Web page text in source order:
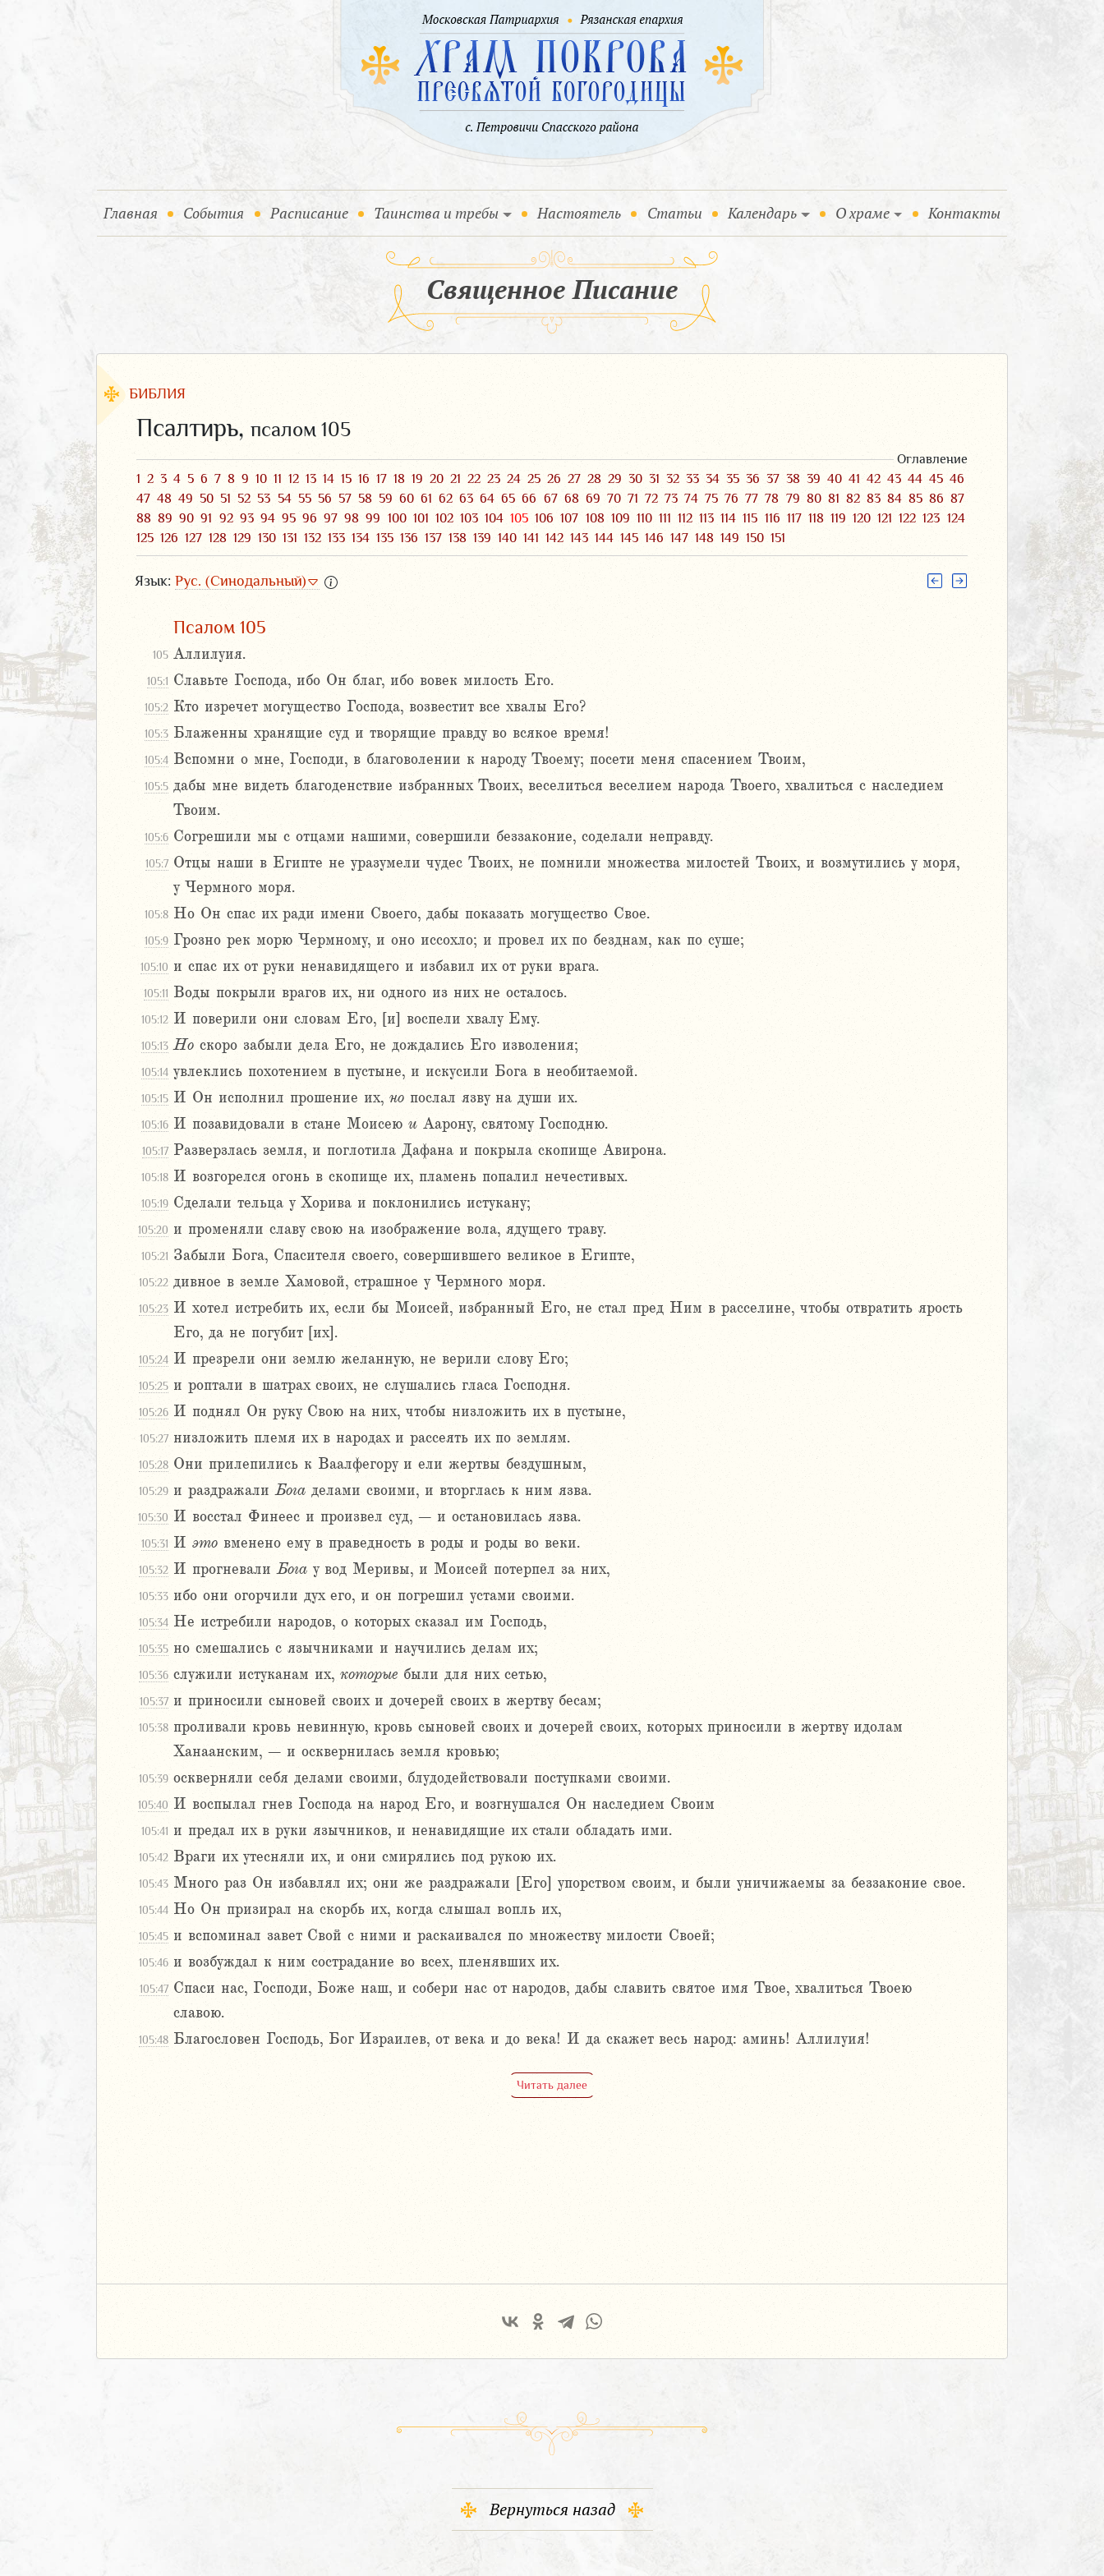
Главная (current)
События (current)
Расписание Таинства и требы Настоятель Статьи Календарь О храме Контакты
Священное Писание
БИБЛИЯ
Иеремии
Псалтирь, псалом 105
Оглавление
1 2 3 4 5 6 7 8 9 10 11 12 13 14 15 16 17 18 19 20 21 22 23 24 25 26 27 28 29 30 31 32 33 34 35 36 37 38 39 40 41 42 43 44 45 46
47 48 49 50 51 52 53 54 55 56 57 58 59 60 61 62 63 64 65 66 67 68 69 70 71 72 73 74 75 76 77 78 79 80 81 82 83 84 85 86 87
88 89 90 91 92 93 94 95 96 97 98 99 100 101 102 103 104 105 106 107 108 109 110 111 112 113 114 115 116 117 118 119 120 121 122 123 124
125 126 127 128 129 130 131 132 133 134 135 136 137 138 139 140 141 142 143 144 145 146 147 148 149 150 151
Язык: Рус. (Синодальный)
Псалом 105
105 Аллилуия.
105:1 Славьте Господа, ибо Он благ, ибо вовек милость Его.
105:2 Кто изречет могущество Господа, возвестит все хвалы Его?
105:3 Блаженны хранящие суд и творящие правду во всякое время!
105:4 Вспомни о мне, Господи, в благоволении к народу Твоему; посети меня спасением Твоим,
105:5 дабы мне видеть благоденствие избранных Твоих, веселиться веселием народа Твоего, хвалиться с наследием
Твоим.
105:6 Согрешили мы с отцами нашими, совершили беззаконие, соделали неправду.
105:7 Отцы наши в Египте не уразумели чудес Твоих, не помнили множества милостей Твоих, и возмутились у моря,
у Чермного моря.
105:8 Но Он спас их ради имени Своего, дабы показать могущество Свое.
105:9 Грозно рек морю Чермному, и оно иссохло; и провел их по безднам, как по суше;
105:10 и спас их от руки ненавидящего и избавил их от руки врага.
105:11 Воды покрыли врагов их, ни одного из них не осталось.
105:12 И поверили они словам Его, [и] воспели хвалу Ему.
105:13 Но скоро забыли дела Его, не дождались Его изволения;
105:14 увлеклись похотением в пустыне, и искусили Бога в необитаемой.
105:15 И Он исполнил прошение их, но послал язву на души их.
105:16 И позавидовали в стане Моисею и Аарону, святому Господню.
105:17 Разверзлась земля, и поглотила Дафана и покрыла скопище Авирона.
105:18 И возгорелся огонь в скопище их, пламень попалил нечестивых.
105:19 Сделали тельца у Хорива и поклонились истукану;
105:20 и променяли славу свою на изображение вола, ядущего траву.
105:21 Забыли Бога, Спасителя своего, совершившего великое в Египте,
105:22 дивное в земле Хамовой, страшное у Чермного моря.
105:23 И хотел истребить их, если бы Моисей, избранный Его, не стал пред Ним в расселине, чтобы отвратить ярость
Его, да не погубит [их].
105:24 И презрели они землю желанную, не верили слову Его;
105:25 и роптали в шатрах своих, не слушались гласа Господня.
105:26 И поднял Он руку Свою на них, чтобы низложить их в пустыне,
105:27 низложить племя их в народах и рассеять их по землям.
105:28 Они прилепились к Ваалфегору и ели жертвы бездушным,
105:29 и раздражалиБога делами своими, и вторглась к ним язва.
105:30 И восстал Финеес и произвел суд, – и остановилась язва.
105:31 И это вменено ему в праведность в роды и роды во веки.
105:32 И прогневалиБога у вод Меривы, и Моисей потерпел за них,
105:33 ибо они огорчили дух его, и он погрешил устами своими.
105:34 Не истребили народов, о которых сказал им Господь,
105:35 но смешались с язычниками и научились делам их;
105:36 служили истуканам их, которые были для них сетью,
105:37 и приносили сыновей своих и дочерей своих в жертву бесам;
105:38 проливали кровь невинную, кровь сыновей своих и дочерей своих, которых приносили в жертву идолам
Ханаанским, – и осквернилась земля кровью;
105:39 оскверняли себя делами своими, блудодействовали поступками своими.
105:40 И воспылал гнев Господа на народ Его, и возгнушался Он наследием Своим
105:41 и предал их в руки язычников, и ненавидящие их стали обладать ими.
105:42 Враги их утесняли их, и они смирялись под рукою их.
105:43 Много раз Он избавлял их; они же раздражали [Его] упорством своим, и были уничижаемы за беззаконие свое.
105:44 Но Он призирал на скорбь их, когда слышал вопль их,
105:45 и вспоминал завет Свой с ними и раскаивался по множеству милости Своей;
105:46 и возбуждал к ним сострадание во всех, пленявших их.
105:47 Спаси нас, Господи, Боже наш, и собери нас от народов, дабы славить святое имя Твое, хвалиться Твоею
славою.
105:48 Благословен Господь, Бог Израилев, от века и до века! И да скажет весь народ: аминь! Аллилуия!
Читать далее
Вернуться назад